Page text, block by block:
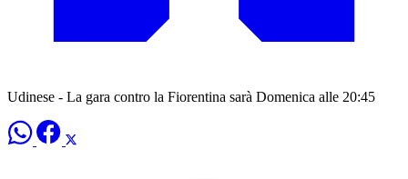
Udinese - La gara contro la Fiorentina sarà Domenica alle 20:45